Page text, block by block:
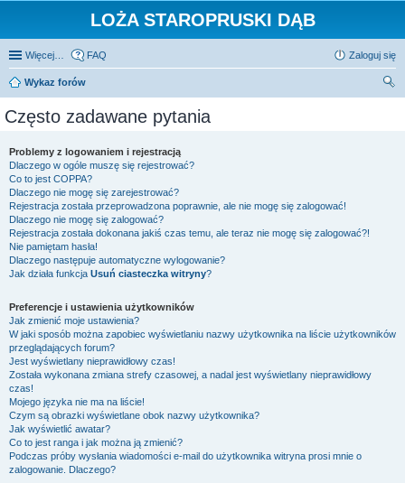
LOŻA STAROPRUSKI DĄB
Więcej… FAQ Zaloguj się
Wykaz forów
Często zadawane pytania
Problemy z logowaniem i rejestracją
Dlaczego w ogóle muszę się rejestrować?
Co to jest COPPA?
Dlaczego nie mogę się zarejestrować?
Rejestracja została przeprowadzona poprawnie, ale nie mogę się zalogować!
Dlaczego nie mogę się zalogować?
Rejestracja została dokonana jakiś czas temu, ale teraz nie mogę się zalogować?!
Nie pamiętam hasła!
Dlaczego następuje automatyczne wylogowanie?
Jak działa funkcja Usuń ciasteczka witryny?
Preferencje i ustawienia użytkowników
Jak zmienić moje ustawienia?
W jaki sposób można zapobiec wyświetlaniu nazwy użytkownika na liście użytkowników
przeglądających forum?
Jest wyświetlany nieprawidłowy czas!
Została wykonana zmiana strefy czasowej, a nadal jest wyświetlany nieprawidłowy
czas!
Mojego języka nie ma na liście!
Czym są obrazki wyświetlane obok nazwy użytkownika?
Jak wyświetlić awatar?
Co to jest ranga i jak można ją zmienić?
Podczas próby wysłania wiadomości e-mail do użytkownika witryna prosi mnie o
zalogowanie. Dlaczego?